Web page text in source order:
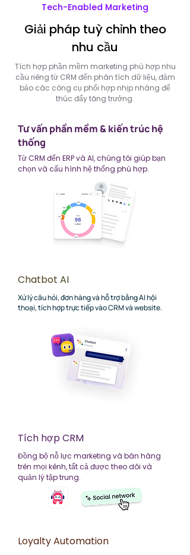
Tech-Enabled Marketing
Giải pháp tuỳ chỉnh theo
nhu cầu
Tích hợp phần mềm marketing phù hợp nhu
cầu riêng từ CRM đến phân tích dữ liệu, đảm
bảo các công cụ phối hợp nhịp nhàng để
thúc đẩy tăng trưởng.
Tư vấn phần mềm & kiến trúc hệ
thống
Từ CRM đến ERP và AI, chúng tôi giúp bạn
chọn và cấu hình hệ thống phù hợp.
Chatbot AI
Xử lý câu hỏi, đơn hàng và hỗ trợ bằng AI hội
thoại, tích hợp trực tiếp vào CRM và website.
Tích hợp CRM
Đồng bộ nỗ lực marketing và bán hàng
trên mọi kênh, tất cả được theo dõi và
quản lý tập trung.
Loyalty Automation